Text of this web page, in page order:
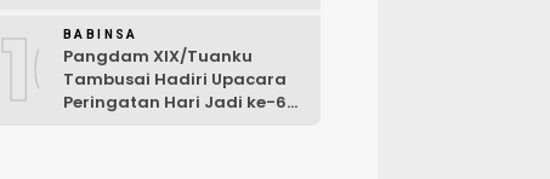
HUT ke-81 RI
10BABINSA
Pangdam XIX/Tuanku
Tambusai Hadiri Upacara
Peringatan Hari Jadi ke-69